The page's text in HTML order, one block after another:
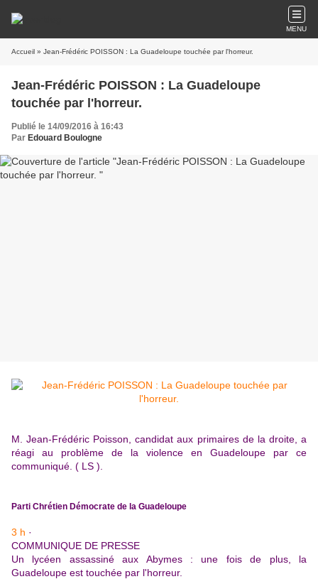
MENU
Accueil » Jean-Frédéric POISSON : La Guadeloupe touchée par l'horreur.
Jean-Frédéric POISSON : La Guadeloupe
touchée par l'horreur.
Publié le 14/09/2016 à 16:43
Par Edouard Boulogne
M. Jean-Frédéric Poisson, candidat aux primaires de la droite, a
réagi au problème de la violence en Guadeloupe par ce
communiqué. ( LS ).
Parti Chrétien Démocrate de la Guadeloupe
3 h ·
COMMUNIQUE DE PRESSE
Un lycéen assassiné aux Abymes : une fois de plus, la
Guadeloupe est touchée par l'horreur.